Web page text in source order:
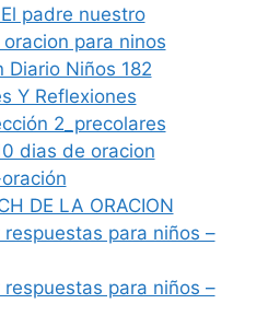
padre nuestro
para ninos
Diario Niños 182
Y Reflexiones
2_precolares
dias de oracion
DE LA ORACION
para niños –
para niños –